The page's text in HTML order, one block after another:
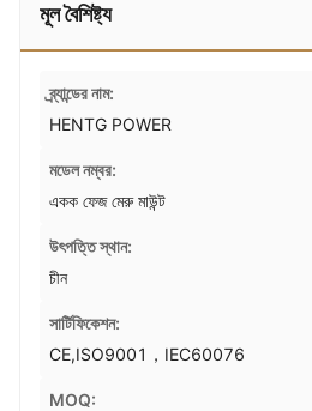
মূল বৈশিষ্ট্য
ব্র্যান্ডের নাম:
HENTG POWER
মডেল নম্বর:
একক ফেজ মেরু মাউন্ট
উৎপত্তি স্থান:
চীন
সার্টিফিকেশন:
CE,ISO9001，IEC60076
MOQ: